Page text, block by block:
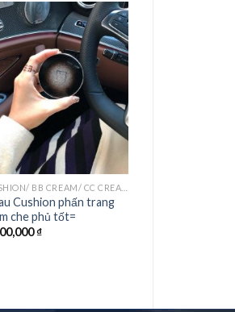
Add to
Wishlist
Cushion phấn trang
che phủ tốt=
₫